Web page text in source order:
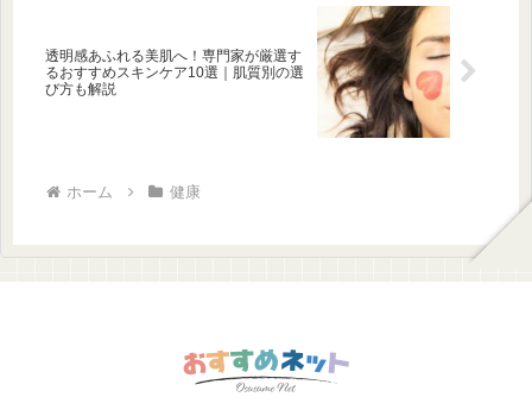
透明感あふれる美肌へ！専門家が厳選す
るおすすめスキンケア10選｜肌質別の選
び方も解説
ホーム 健康